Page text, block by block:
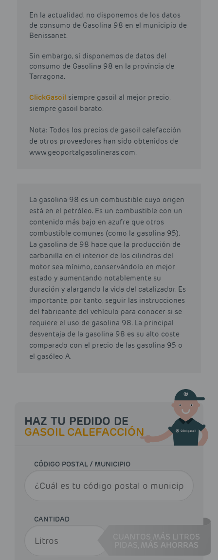
En la actualidad, no disponemos de los datos
de consumo de Gasolina 98 en el municipio de
Benissanet.
Sin embargo, sí disponemos de datos del
consumo de Gasolina 98 en la provincia de
Tarragona.
ClickGasoil siempre gasoil al mejor precio,
siempre gasoil barato.
Nota: Todos los precios de gasoil calefacción
de otros proveedores han sido obtenidos de
www.geoportalgasolineras.com.
La gasolina 98 es un combustible cuyo origen
está en el petróleo. Es un combustible con un
contenido más bajo en azufre que otros
combustible comunes (como la gasolina 95).
La gasolina de 98 hace que la producción de
carbonilla en el interior de los cilindros del
motor sea mínimo, conservándolo en mejor
estado y aumentando notablemente su
duración y alargando la vida del catalizador. Es
importante, por tanto, seguir las instrucciones
del fabricante del vehículo para conocer si se
requiere el uso de gasolina 98. La principal
desventaja de la gasolina 98 es su alto coste
comparado con el precio de las gasolina 95 o
el gasóleo A.
HAZ TU PEDIDO DE
GASOIL CALEFACCIÓN
CÓDIGO POSTAL / MUNICIPIO
CANTIDAD
CUANTOS MÁS LITROS
MÁS AHORRAS